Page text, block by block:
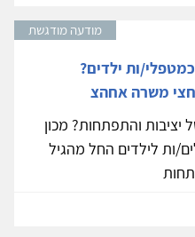
מודעה מודגשת
כמטפלי/ות ילדים?
והתפתחות? מכון
ות לילדים החל מהגיל